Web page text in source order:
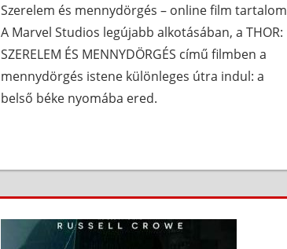
Szerelem és mennydörgés – online film tartalom
A Marvel Studios legújabb alkotásában, a THOR:
SZERELEM ÉS MENNYDÖRGÉS című filmben a
mennydörgés istene különleges útra indul: a
belső béke nyomába ered.